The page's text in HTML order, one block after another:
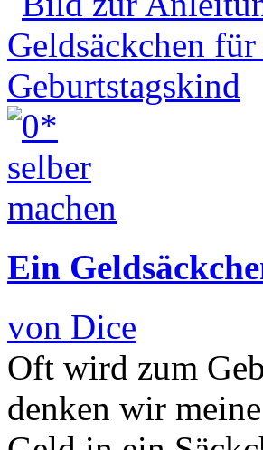
Ein
von Dice
Oft wird zum
denken wir